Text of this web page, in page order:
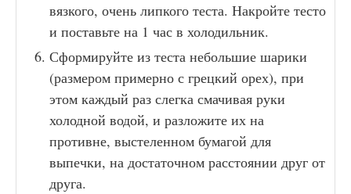
вязкого, очень липкого теста. Накройте тесто
и поставьте на 1 час в холодильник.
Сформируйте из теста небольшие шарики
(размером примерно с грецкий орех), при
этом каждый раз слегка смачивая руки
холодной водой, и разложите их на
противне, выстеленном бумагой для
выпечки, на достаточном расстоянии друг от
друга.